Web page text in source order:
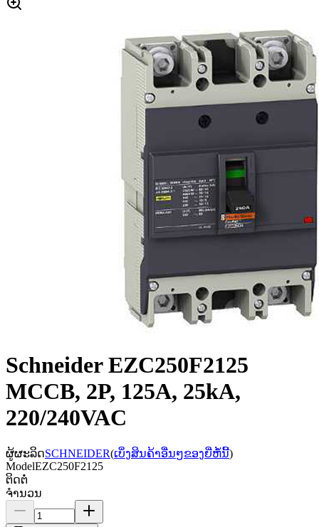
Schneider EZC250F2125
MCCB, 2P, 125A, 25kA,
220/240VAC
ຜູ້ຜະລິດSCHNEIDER(ເບິ່ງສິນຄ້າອື່ນໆຂອງຍີ່ຫໍ້ນີ້)
ModelEZC250F2125
ຕິດຕໍ່
ຈຳນວນ